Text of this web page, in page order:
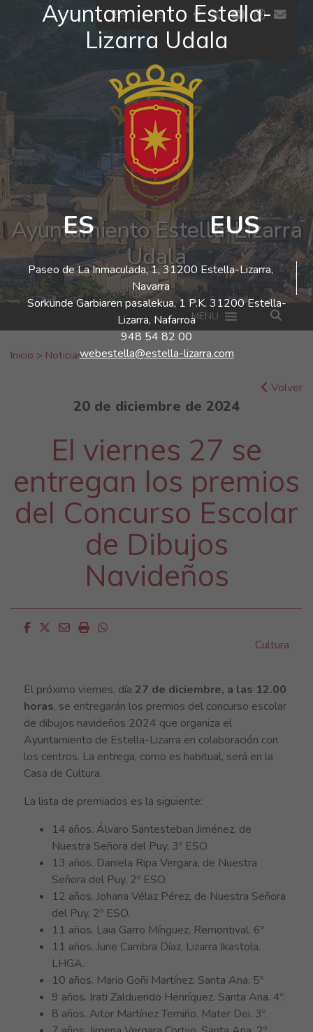
Ayuntamiento Estella-
Lizarra Udala
ES EUS
Paseo de La Inmaculada, 1, 31200 Estella-Lizarra,
Navarra
Sorkunde Garbiaren pasalekua, 1 P.K. 31200 Estella-
Lizarra, Nafarroa
948 54 82 00
webestella@estella-lizarra.com
Ir al contenido ES EUS facebook
twitter
youtube
El tiempo - Tutiempo.net
Ayuntamiento Estella-Lizarra
Udala
MENU
Buscar:
Inicio > Noticias
Volver
20 de diciembre de 2024
El viernes 27 se
entregan los premios
del Concurso Escolar
de Dibujos
Navideños
Facebook
Twitter
EmailImprimirWhatsapp
Cultura
El próximo viernes, día 27 de diciembre, a las 12.00
horas, se entregarán los premios del concurso escolar
de dibujos navideños 2024 que organiza el
Ayuntamiento de Estella-Lizarra en colaboración con
los centros. La entrega, como es habitual, será en la
Casa de Cultura.
La lista de premiados es la siguiente:
14 años. Álvaro Santesteban Jiménez, de
Nuestra Señora del Puy, 3º ESO.
13 años. Daniela Ripa Vergara, de Nuestra
Señora del Puy, 2º ESO.
12 años. Johana Vélaz Pérez, de Nuestra Señora
del Puy, 2º ESO.
11 años. Laia Garro Mínguez. Remontival. 6º
11 años. June Cambra Díaz. Lizarra Ikastola.
LHGA.
10 años. Mario Goñi Martínez. Santa Ana. 5º
9 años. Irati Zalduendo Henríquez. Santa Ana. 4º.
8 años. Aitor Martínez Temiño. Mater Dei. 3º.